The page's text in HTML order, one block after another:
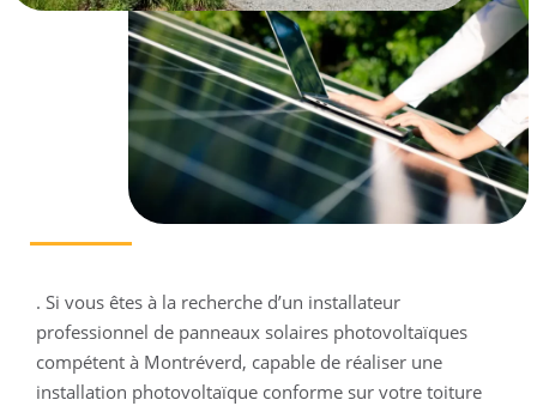
. Si vous êtes à la recherche d’un installateur
professionnel de panneaux solaires photovoltaïques
compétent à Montréverd, capable de réaliser une
installation photovoltaïque conforme sur votre toiture